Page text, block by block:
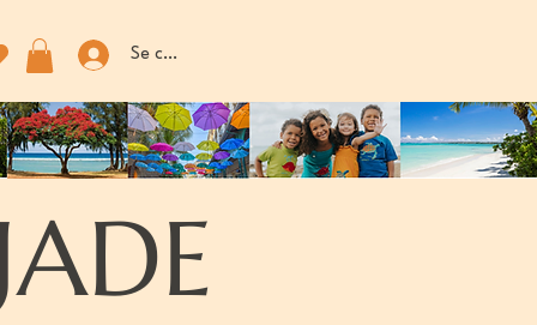
Se connecter